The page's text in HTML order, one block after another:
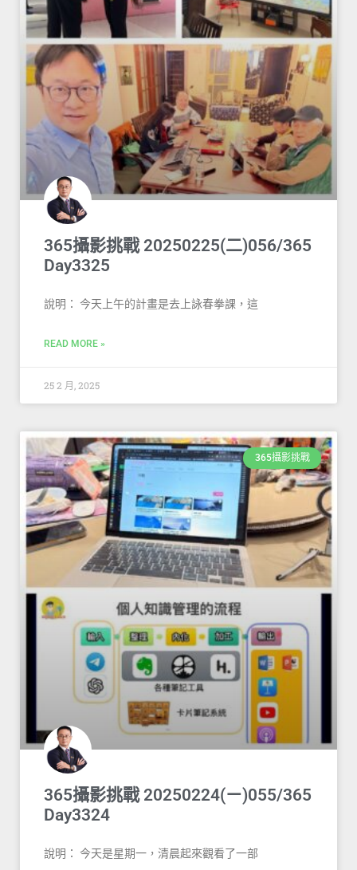
365攝影挑戰 20250225(二)056/365
Day3325
說明： 今天上午的計畫是去上詠春拳課，這
READ MORE »
25 2 月, 2025
365攝影挑戰
365攝影挑戰 20250224(ㄧ)055/365
Day3324
說明： 今天是星期一，清晨起來觀看了一部